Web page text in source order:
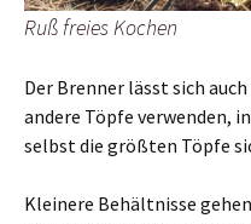
Ruß freies Kochen
Der Brenner lässt sich
andere Töpfe verwenden,
selbst die größten Töpfe
Kleinere Behältnisse